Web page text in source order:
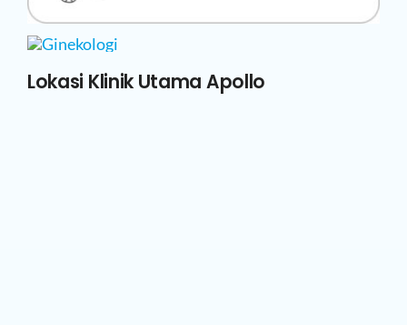
Lokasi Klinik Utama Apollo